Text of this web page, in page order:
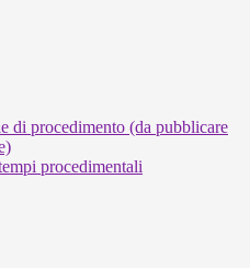
di procedimento (da pubblicare
procedimentali